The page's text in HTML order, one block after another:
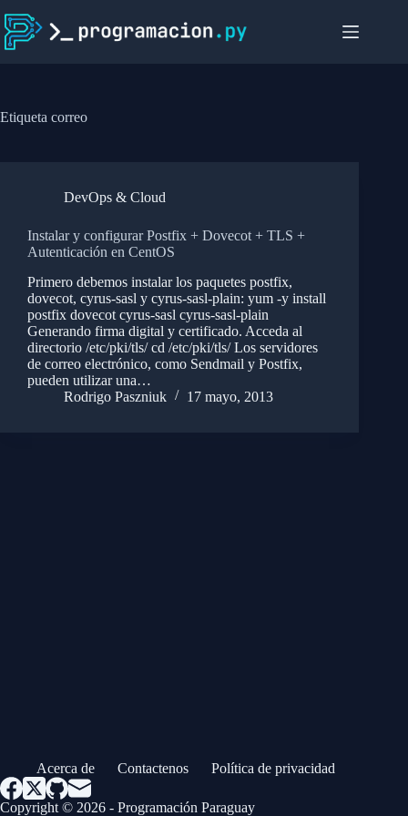
al
contenido
Etiqueta correo
DevOps & Cloud
Instalar y configurar Postfix + Dovecot + TLS +
Autenticación en CentOS
Primero debemos instalar los paquetes postfix,
dovecot, cyrus-sasl y cyrus-sasl-plain: yum -y install
postfix dovecot cyrus-sasl cyrus-sasl-plain
Generando firma digital y certificado. Acceda al
directorio /etc/pki/tls/ cd /etc/pki/tls/ Los servidores
de correo electrónico, como Sendmail y Postfix,
pueden utilizar una…
Rodrigo Paszniuk
17 mayo, 2013
Acerca de Contactenos Política de privacidad
Copyright © 2026 - Programación Paraguay